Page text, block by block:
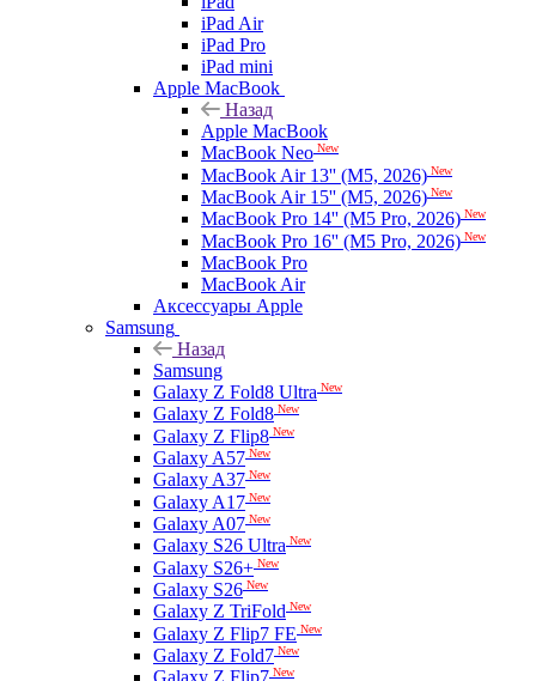
iPad Air
iPad Pro
iPad mini
Apple MacBook
Назад
Apple MacBook
MacBook Neo New
MacBook Air 13'' (M5, 2026) New
MacBook Air 15'' (M5, 2026) New
MacBook Pro 14'' (M5 Pro, 2026) New
MacBook Pro 16'' (M5 Pro, 2026) New
MacBook Pro
MacBook Air
Аксессуары Apple
Samsung
Назад
Samsung
Galaxy Z Fold8 Ultra New
Galaxy Z Fold8 New
Galaxy Z Flip8 New
Galaxy A57 New
Galaxy A37 New
Galaxy A17 New
Galaxy A07 New
Galaxy S26 Ultra New
Galaxy S26+ New
Galaxy S26 New
Galaxy Z TriFold New
Galaxy Z Flip7 FE New
Galaxy Z Fold7 New
New